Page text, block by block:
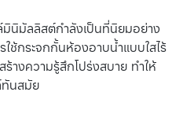
นิมัลลิสต์กำลังเป็นที่นิยมอย่าง
ใช้กระจกกั้นห้องอาบน้ำแบบใสไร้
างความรู้สึกโปร่งสบาย ทำให้
ทันสมัย